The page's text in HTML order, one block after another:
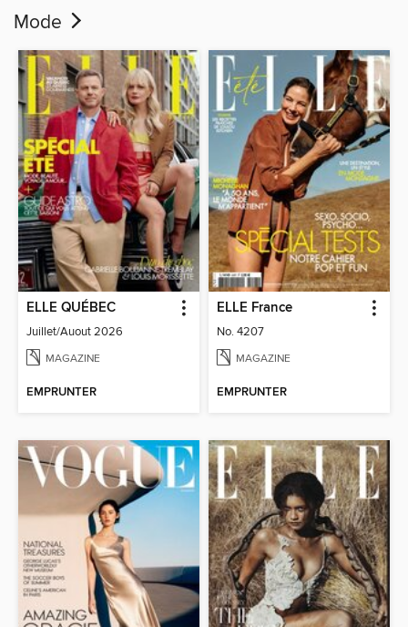
Mode
ELLE QUÉBEC
Juillet/Auout 2026
MAGAZINE
EMPRUNTER
ELLE France
No. 4207
MAGAZINE
EMPRUNTER